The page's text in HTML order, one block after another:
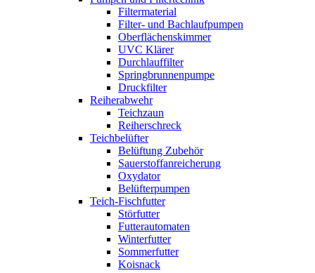
Filtermaterial
Filter- und Bachlaufpumpen
Oberflächenskimmer
UVC Klärer
Durchlauffilter
Springbrunnenpumpe
Druckfilter
Reiherabwehr
Teichzaun
Reiherschreck
Teichbelüfter
Belüftung Zubehör
Sauerstoffanreicherung
Oxydator
Belüfterpumpen
Teich-Fischfutter
Störfutter
Futterautomaten
Winterfutter
Sommerfutter
Koisnack